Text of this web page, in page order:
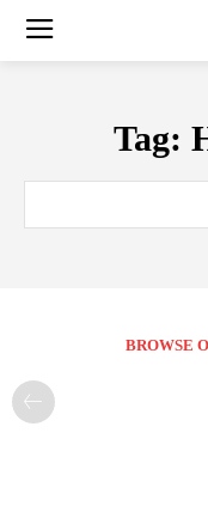
Tag:
BROWSE